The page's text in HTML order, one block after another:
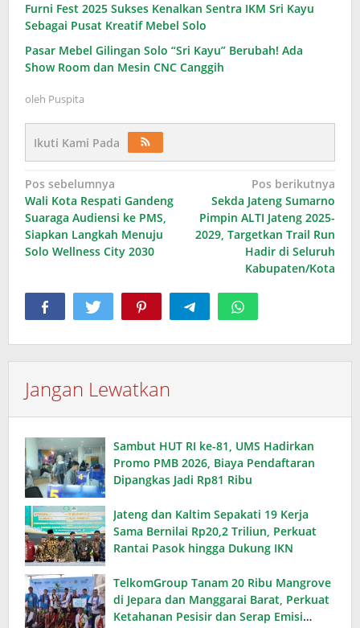
Furni Fest 2025 Sukses Kenalkan Sentra IKM Sri Kayu
Sebagai Pusat Kreatif Mebel Solo
Pasar Mebel Gilingan Solo “Sri Kayu” Berubah! Ada
Show Room dan Mesin CNC Canggih
oleh Puspita
Ikuti Kami Pada
Navigasi
pos
Pos sebelumnya
Wali Kota Respati Gandeng
Suaraga Audiensi ke PMS,
Siapkan Langkah Menuju
Solo Wellness City 2030
Pos berikutnya
Sekda Jateng Sumarno
Pimpin ALTI Jateng 2025-
2029, Targetkan Trail Run
Hadir di Seluruh
Kabupaten/Kota
Jangan Lewatkan
Sambut HUT RI ke-81, UMS Hadirkan
Promo PMB 2026, Biaya Pendaftaran
Dipangkas Jadi Rp81 Ribu
Jateng dan Kaltim Sepakati 19 Kerja
Sama Bernilai Rp20,2 Triliun, Perkuat
Rantai Pasok hingga Dukung IKN
TelkomGroup Tanam 20 Ribu Mangrove
di Jepara dan Manggarai Barat, Perkuat
Ketahanan Pesisir dan Serap Emisi